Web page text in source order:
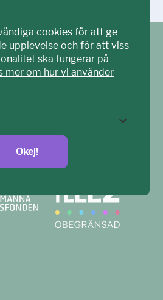
tillsammans med barn och
Sverige – en
arbetar mot sexuell
cookies för att ge
upplevelse och för att viss
ska fungerar på
mer om hur vi använder
Okej!